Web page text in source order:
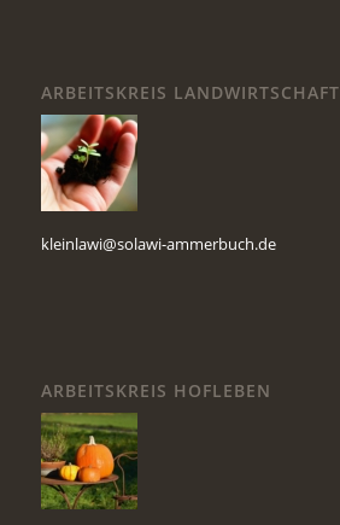
ARBEITSKREIS LANDWIRTSCHAFT
kleinlawi@solawi-ammerbuch.de
ARBEITSKREIS HOFLEBEN